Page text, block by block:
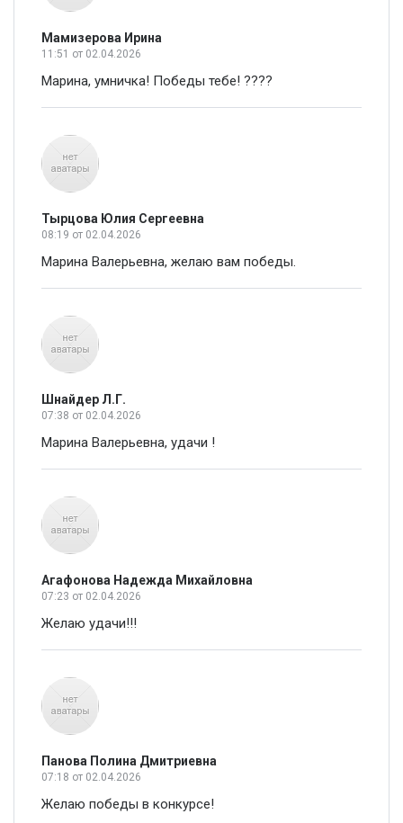
Мамизерова Ирина
11:51 от 02.04.2026
Марина, умничка! Победы тебе! ????
Тырцова Юлия Сергеевна
08:19 от 02.04.2026
Марина Валерьевна, желаю вам победы.
Шнайдер Л.Г.
07:38 от 02.04.2026
Марина Валерьевна, удачи !
Агафонова Надежда Михайловна
07:23 от 02.04.2026
Желаю удачи!!!
Панова Полина Дмитриевна
07:18 от 02.04.2026
Желаю победы в конкурсе!